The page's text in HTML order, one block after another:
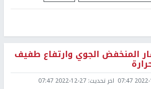
المنخفض الجوي وارتفاع طفيف
2022- اخر تحديث: 2022-12-27 07:47